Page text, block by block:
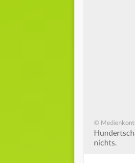
©
nichts.